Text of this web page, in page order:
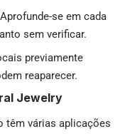
Aprofunde-se em cada
sem verificar.
previamente
reaparecer.
Jewelry
têm várias aplicações